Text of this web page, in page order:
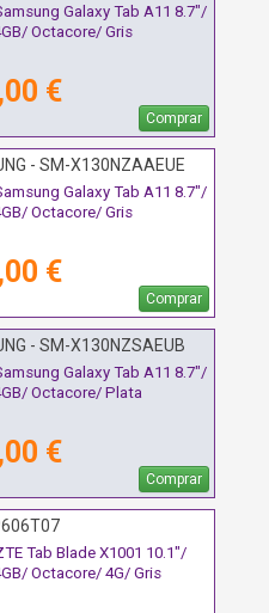
Galaxy Tab A11 8.7"/
Octacore/ Gris
€
Comprar
- SM-X130NZAAEUE
Galaxy Tab A11 8.7"/
Octacore/ Gris
€
Comprar
- SM-X130NZSAEUB
Galaxy Tab A11 8.7"/
Octacore/ Plata
€
Comprar
Tab Blade X1001 10.1"/
Octacore/ 4G/ Gris